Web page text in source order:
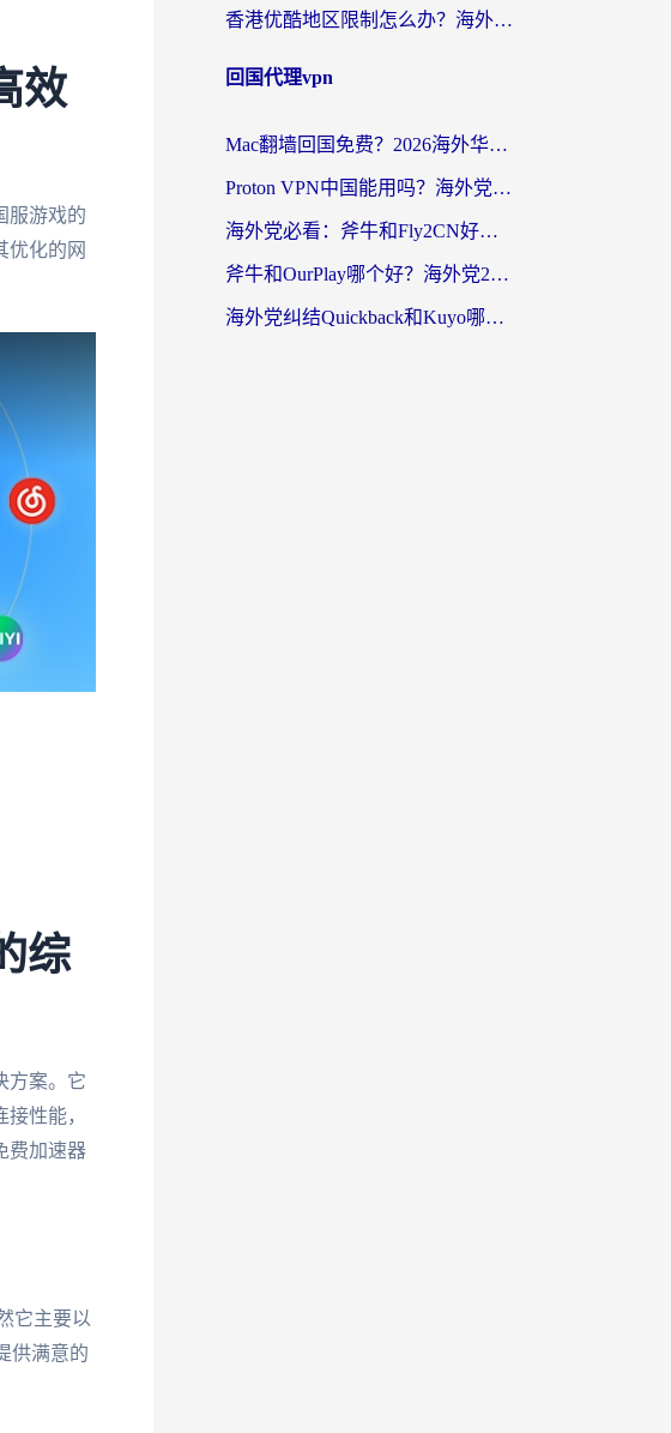
效
服游戏的
优化的网
综
方案。它
性能，
费加速器
它主要以
供满意的
香港优酷地区限制怎么办？海外党亲测有效的追剧解决方案
回国代理vpn
Mac翻墙回国免费？2026海外华人亲测：从CCTV5直播到国内APP，这样选加速器才靠谱
Proton VPN中国能用吗？海外党选回国加速器的避坑指南（附番茄加速器实测）
海外党必看：斧牛和Fly2CN好用吗？3招教你选对回国加速器（附免费试用攻略）
斧牛和OurPlay哪个好？海外党2026亲测：选对加速器，国内资源秒加载
海外党纠结Quickback和Kuyo哪个好？选对回国加速器才能无缝刷国内资源